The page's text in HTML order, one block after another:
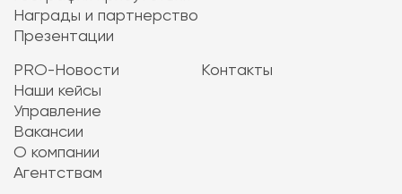
Награды и партнерство
Презентации
PRO-Новости
Наши кейсы
Управление
Вакансии
О компании
Агентствам
Контакты